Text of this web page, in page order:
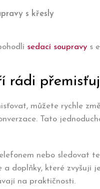
s křesly
sedací soupravy s
rádi
můžete rychle
Tato
nebo sledovat
a doplňky, které zvyšují
na praktičnosti.